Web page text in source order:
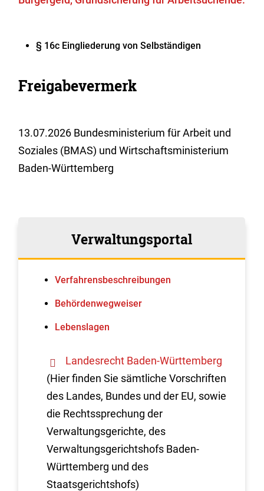
§ 16c Eingliederung von Selbständigen
Freigabevermerk
13.07.2026 Bundesministerium für Arbeit und
Soziales (BMAS) und Wirtschaftsministerium
Baden-Württemberg
Verwaltungsportal
Verfahrens­beschreibungen
Behördenwegweiser
Lebenslagen
Landesrecht Baden-Württemberg
(Hier finden Sie sämtliche Vorschriften
des Landes, Bundes und der EU, sowie
die Rechtssprechung der
Verwaltungsgerichte, des
Verwaltungsgerichtshofs Baden-
Württemberg und des
Staatsgerichtshofs)